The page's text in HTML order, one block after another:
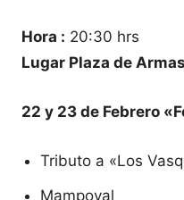
Hora : 20:30 hrs
Lugar Plaza de
22 y 23 de Febrero
Tributo a «Los
Mampoval